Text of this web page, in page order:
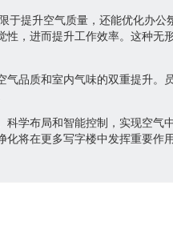
于提升空气质量，还能优化办
，进而提升工作效率。这种无
品质和室内气味的双重提升。
学布局和智能控制，实现空气
将在更多写字楼中发挥重要作